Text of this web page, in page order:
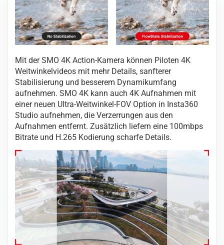
Mit der SMO 4K Action-Kamera können Piloten 4K
Weitwinkelvideos mit mehr Details, sanfterer
Stabilisierung und besserem Dynamikumfang
aufnehmen. SMO 4K kann auch 4K Aufnahmen mit
einer neuen Ultra-Weitwinkel-FOV Option in Insta360
Studio aufnehmen, die Verzerrungen aus den
Aufnahmen entfernt. Zusätzlich liefern eine 100mbps
Bitrate und H.265 Kodierung scharfe Details.